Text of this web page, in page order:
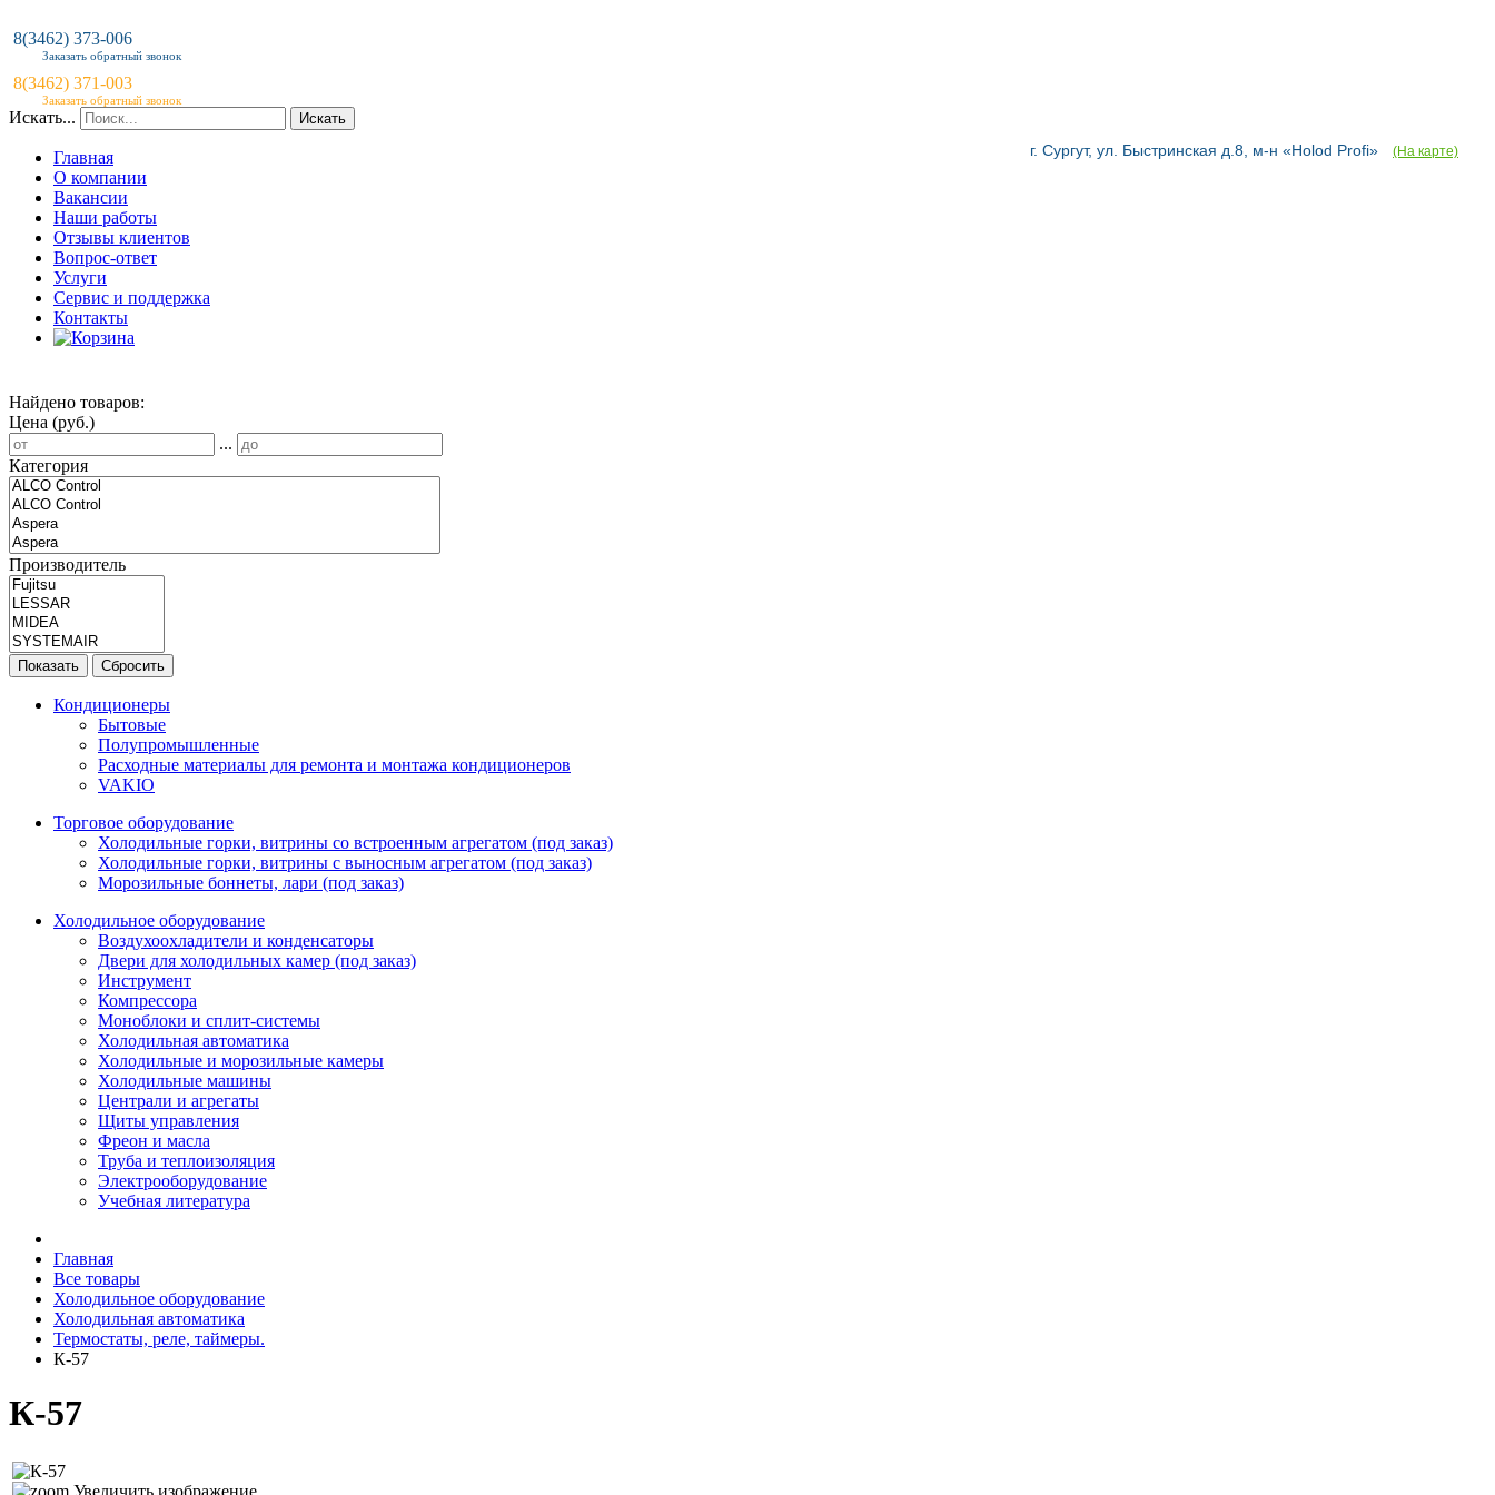
8(3462) 373-006
Заказать обратный звонок
8(3462) 371-003
Заказать обратный звонок
Искать... Искать
г. Сургут, ул. Быстринская д.8, м-н «Holod Profi»(На карте)
Главная
О компании
Вакансии
Наши работы
Отзывы клиентов
Вопрос-ответ
Услуги
Сервис и поддержка
Контакты
Найдено товаров:
Цена (руб.)
...
Категория
Производитель
Показать Сбросить
Кондиционеры
Бытовые
Полупромышленные
Расходные материалы для ремонта и монтажа кондиционеров
VAKIO
Торговое оборудование
Холодильные горки, витрины со встроенным агрегатом (под заказ)
Холодильные горки, витрины с выносным агрегатом (под заказ)
Морозильные боннеты, лари (под заказ)
Холодильное оборудование
Воздухоохладители и конденсаторы
Двери для холодильных камер (под заказ)
Инструмент
Компрессора
Моноблоки и сплит-системы
Холодильная автоматика
Холодильные и морозильные камеры
Холодильные машины
Централи и агрегаты
Щиты управления
Фреон и масла
Труба и теплоизоляция
Электрооборудование
Учебная литература
Главная
Все товары
Холодильное оборудование
Холодильная автоматика
Термостаты, реле, таймеры.
К-57
К-57
Увеличить изображение